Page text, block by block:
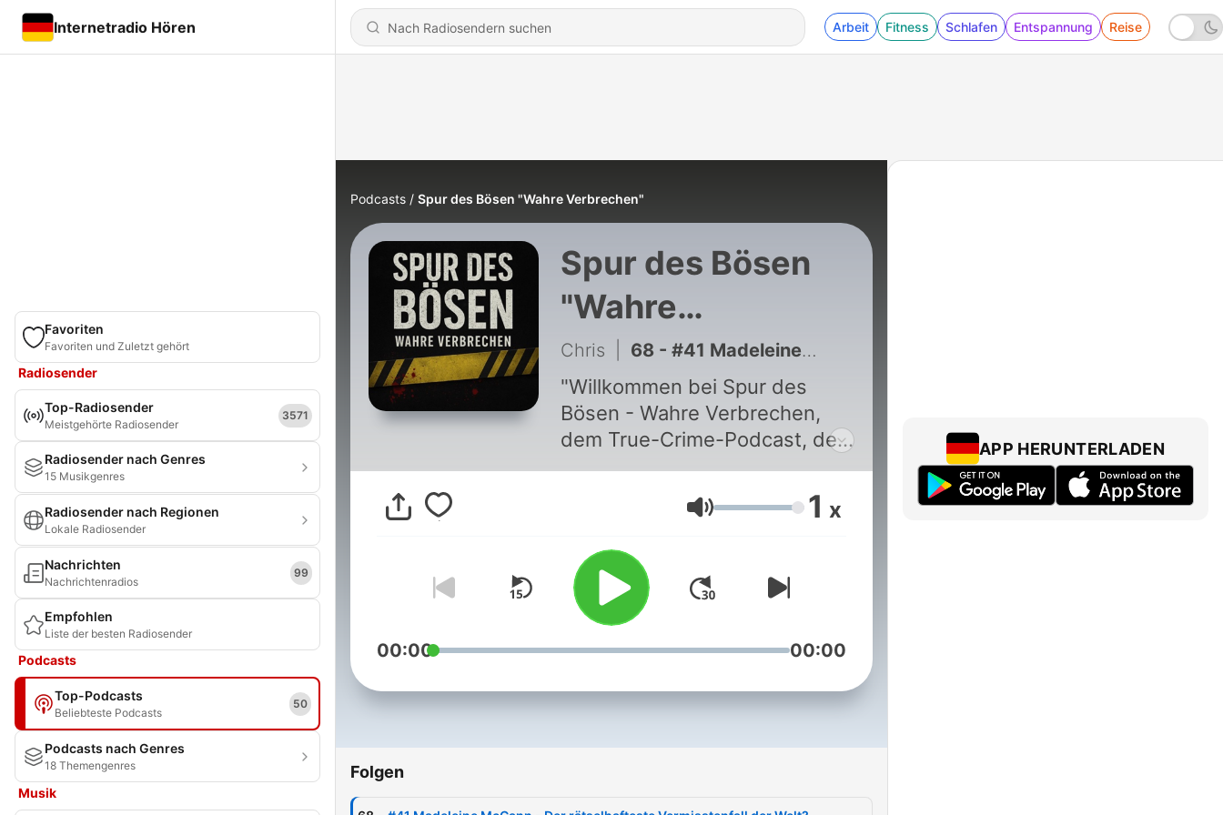
Internetradio Hören Arbeit Fitness Schlafen Entspannung Reise
Favoriten
Favoriten und Zuletzt gehört
Radiosender
Top-Radiosender
Meistgehörte Radiosender
3571
Radiosender nach Genres
15 Musikgenres
Radiosender nach Regionen
Lokale Radiosender
Nachrichten
Nachrichtenradios
99
Empfohlen
Liste der besten Radiosender
Podcasts
Top-Podcasts
Beliebteste Podcasts
50
Podcasts nach Genres
18 Themengenres
Musik
Podcasts Spur des Bösen "Wahre Verbrechen"
Spur des Bösen
"Wahre
Verbrechen"
Chris 68 - #41 Madeleine McCann - Der rätselhafteste Vermisstenfall der Welt?
"Willkommen bei Spur des
Bösen - Wahre Verbrechen,
dem True-Crime-Podcast, der
sich den ungeklärten Rätseln
der Kriminalgeschichte
widmet. Tauche ein in
mysteriöse Vermisstenfälle,
ungelöste Fälle, Serienmörder
und brutale Morde. Jede Folge
enthüllt neue Spuren,
analysiert die Hintergründe
Seiten der Wahrheit.
Folge zu verpassen, und
fesselnden Reise durch die
Lautstärke 1 x
00:00 00:00
Folgen
APP HERUNTERLADEN